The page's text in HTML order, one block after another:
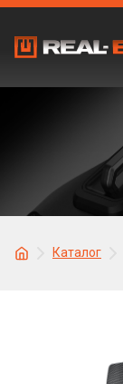
Каталог